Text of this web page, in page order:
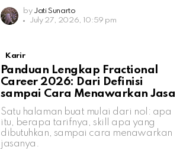
by Jati Sunarto
July 27, 2026, 10:59 pm
Karir
Panduan Lengkap Fractional
Career 2026: Dari Definisi
sampai Cara Menawarkan Jasa
Satu halaman buat mulai dari nol: apa
itu, berapa tarifnya, skill apa yang
dibutuhkan, sampai cara menawarkan
jasanya.